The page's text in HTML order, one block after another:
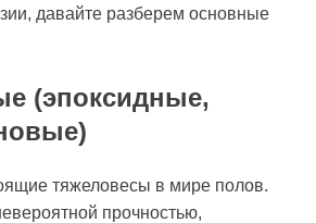
давайте разберем основные
(эпоксидные,
тяжеловесы в мире полов.
прочностью,